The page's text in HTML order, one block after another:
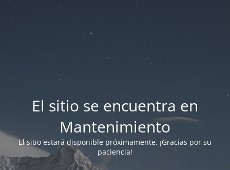
El sitio se encuentra en
Mantenimiento
El sitio estará disponible próximamente. ¡Gracias por su
paciencia!